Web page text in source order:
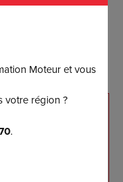
sur banc
Moteur et vous
votre région ?
.